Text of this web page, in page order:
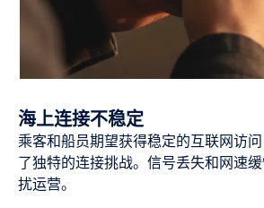
海上连接不稳定
乘客和船员期望获得稳定的互联网访
了独特的连接挑战。信号丢失和网速
扰运营。